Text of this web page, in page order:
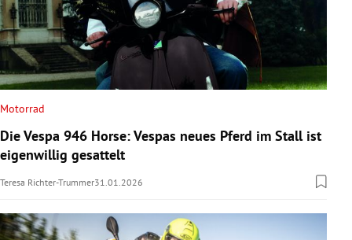
Motorrad
Die Vespa 946 Horse: Vespas neues Pferd im Stall ist
eigenwillig gesattelt
Teresa Richter-Trummer31.01.2026